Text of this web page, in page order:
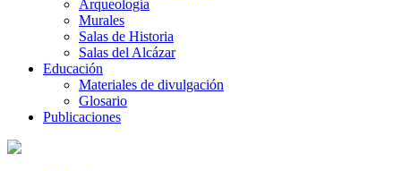
Arqueología
Murales
Salas de Historia
Salas del Alcázar
Educación
Materiales de divulgación
Glosario
Publicaciones